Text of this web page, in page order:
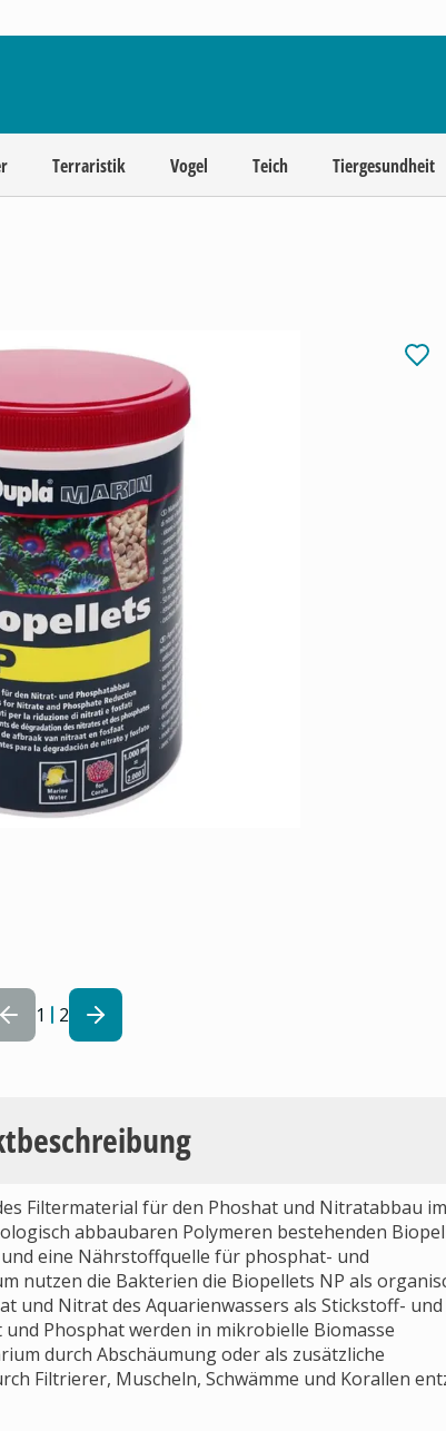
Terraristik Vogel Teich Tiergesundheit
1 2
Filtermaterial für den Phoshat und Nitratabbau im
abbaubaren Polymeren bestehenden
eine Nährstoffquelle für phosphat- und
nutzen die Bakterien die Biopellets NP als
und Nitrat des Aquarienwassers als Stickstoff- und
Phosphat werden in mikrobielle Biomasse
durch Abschäumung oder als zusätzliche
Filtrierer, Muscheln, Schwämme und Korallen